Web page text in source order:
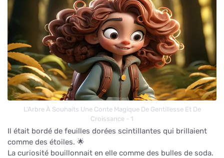
L'Arbre À Souhaits Une Conte Magique De Gentillesse Et De
Croissance - 1
Il était bordé de feuilles dorées scintillantes qui brillaient
comme des étoiles. 🌟
La curiosité bouillonnait en elle comme des bulles de soda.